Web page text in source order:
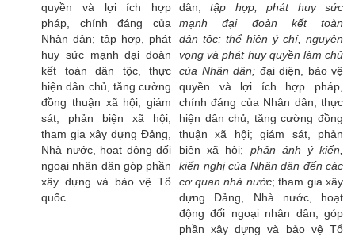
quyền và lợi ích hợp
pháp, chính đáng của
Nhân dân; tập hợp, phát
huy sức mạnh đại đoàn
kết toàn dân tộc, thực
hiện dân chủ, tăng cường
đồng thuận xã hội; giám
sát, phản biện xã hội;
tham gia xây dựng Đảng,
Nhà nước, hoạt động đối
ngoại nhân dân góp phần
xây dựng và bảo vệ Tổ
quốc.
dân;tập hợp, phát huy sức
mạnhđại đoàn kết toàn
dân tộc; thể hiện ý chí, nguyện
vọng và phát huy quyền làm chủ
của Nhân dân; đại diện, bảo vệ
quyền và lợi ích hợp pháp,
chính đáng của Nhân dân; thực
hiện dân chủ, tăng cường đồng
thuận xã hội; giám sát, phản
biện xã hội; phản ánh ý kiến,
kiến nghị của Nhân dân đến các
cơ quan nhà nước; tham gia xây
dựng Đảng, Nhà nước, hoạt
động đối ngoại nhân dân, góp
phần xây dựng và bảo vệ Tổ